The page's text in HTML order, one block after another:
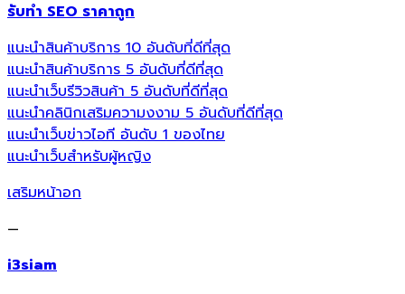
รับทำ SEO ราคาถูก
แนะนำสินค้าบริการ 10 อันดับที่ดีที่สุด
แนะนำสินค้าบริการ 5 อันดับที่ดีที่สุด
แนะนำเว็บรีวิวสินค้า 5 อันดับที่ดีที่สุด
แนะนำคลินิกเสริมความงงาม 5 อันดับที่ดีที่สุด
แนะนำเว็บข่าวไอที อันดับ 1 ของไทย
แนะนำเว็บสำหรับผู้หญิง
เสริมหน้าอก
—
i3siam